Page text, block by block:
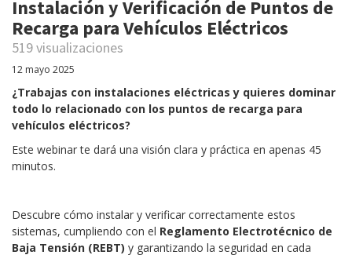
Instalación y Verificación de Puntos de
Recarga para Vehículos Eléctricos
519 visualizaciones
12 mayo 2025
¿Trabajas con instalaciones eléctricas y quieres dominar
todo lo relacionado con los puntos de recarga para
vehículos eléctricos?
Este webinar te dará una visión clara y práctica en apenas 45
minutos.
Descubre cómo instalar y verificar correctamente estos
sistemas, cumpliendo con el Reglamento Electrotécnico de
Baja Tensión (REBT) y garantizando la seguridad en cada